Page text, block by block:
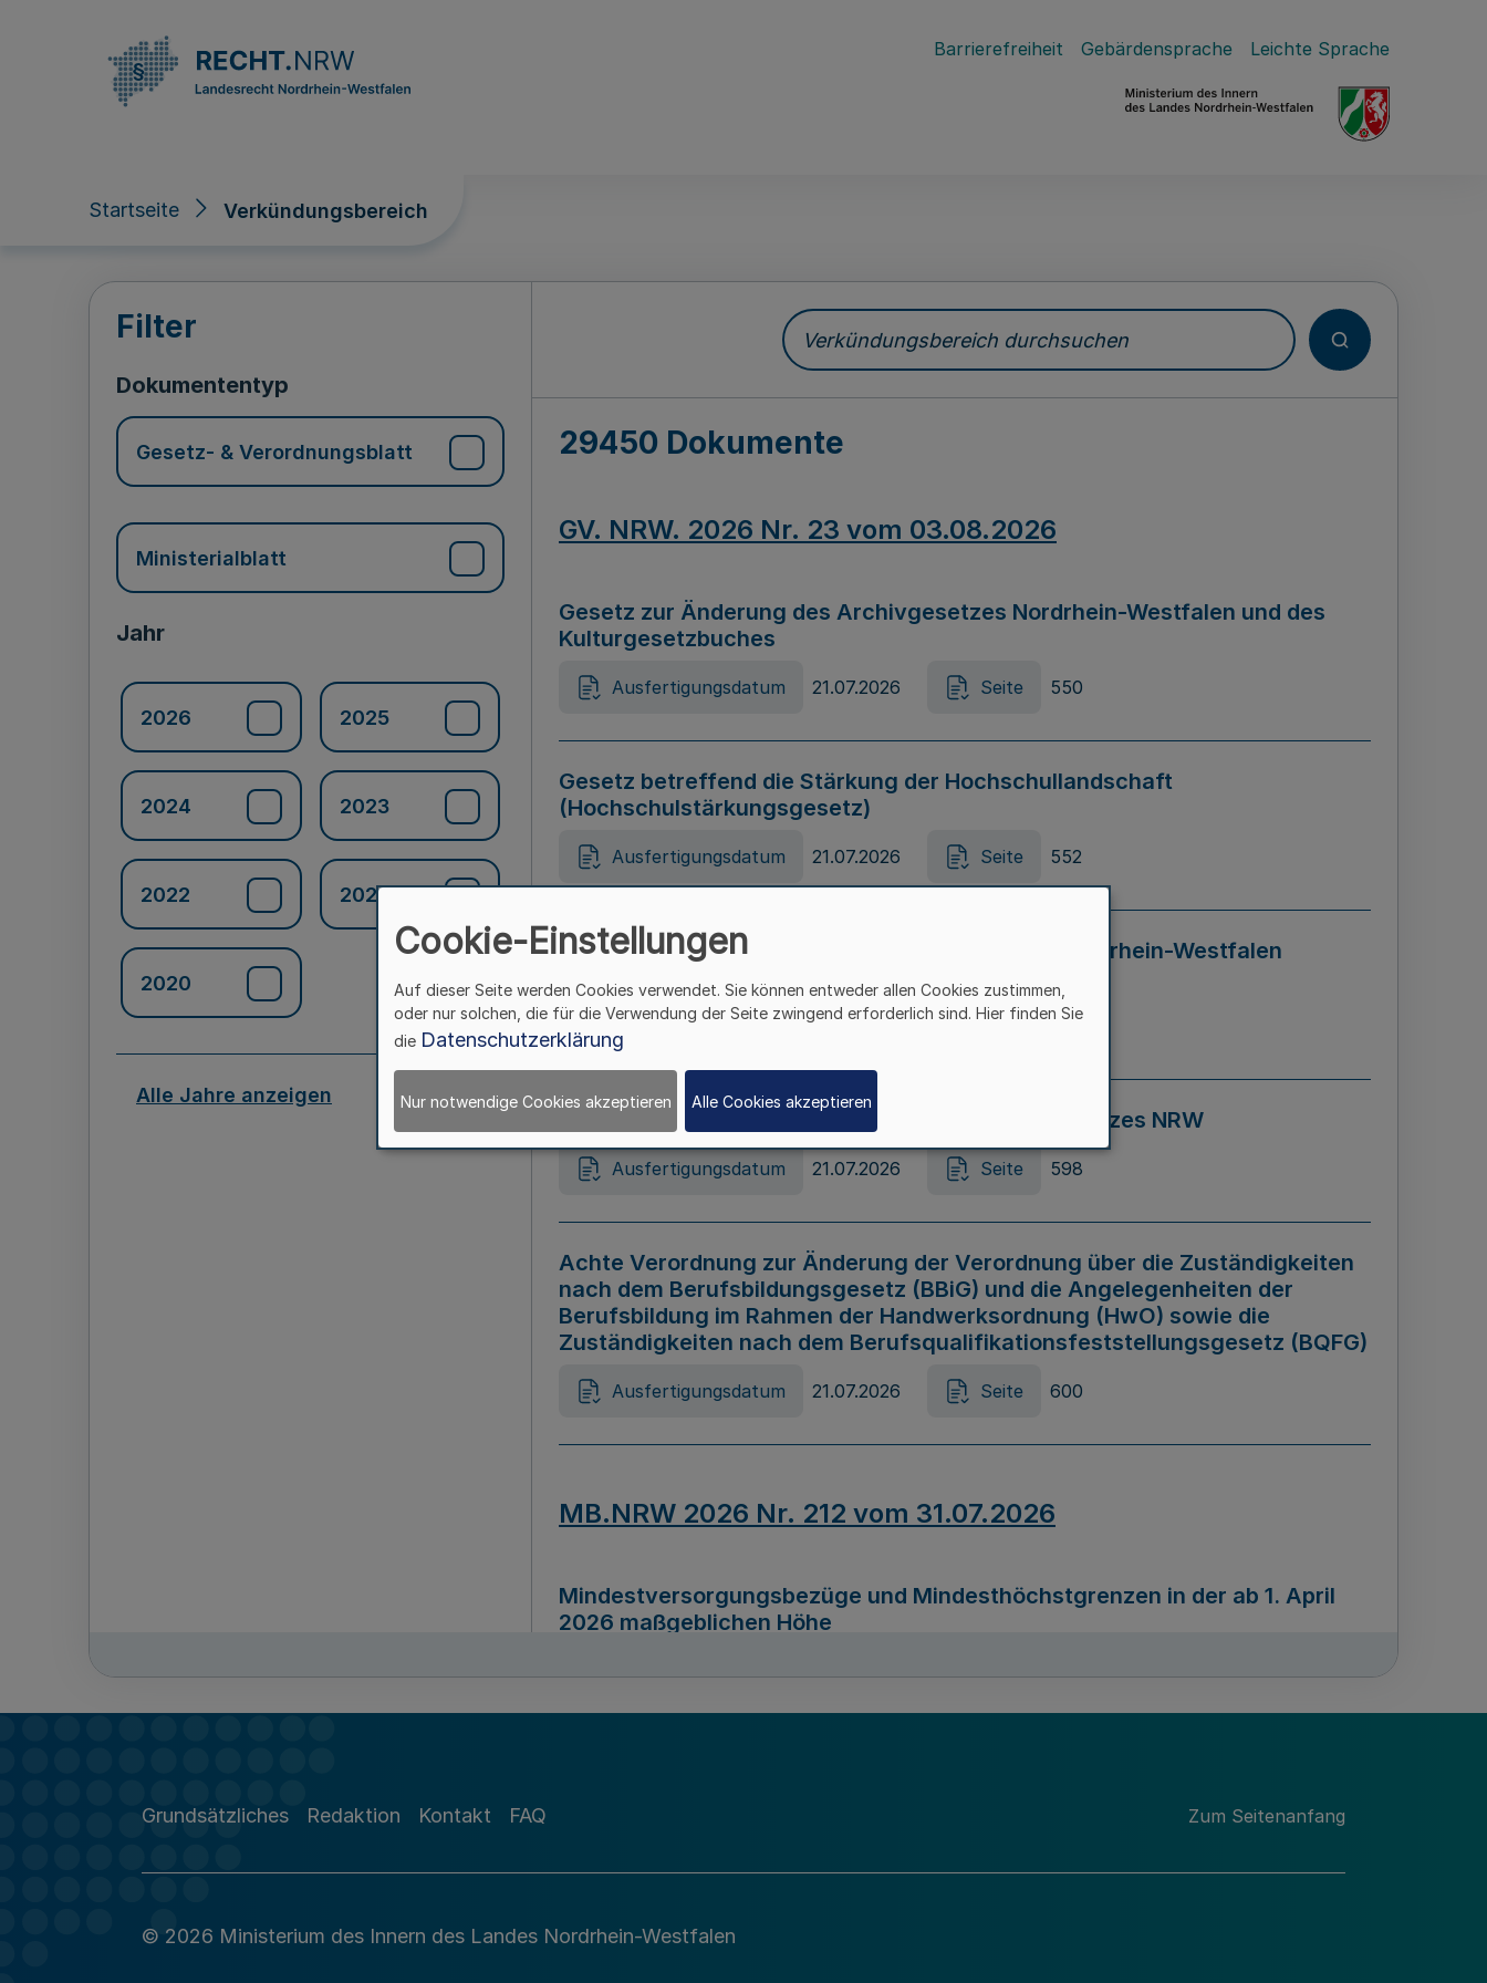
Barrierefreiheit Gebärdensprache Leichte Sprache
Startseite Verkündungsbereich
Verkündungsbereich
Filter
Dokumententyp
Gesetz- & Verordnungsblatt
Ministerialblatt
Jahr
2026 2025
2024 2023
2022 2021
2020
Alle Jahre anzeigen
Verkündungsbereich durchsuchen
29450 Dokumente
GV. NRW. 2026 Nr. 23 vom 03.08.2026
Gesetz zur Änderung des Archivgesetzes Nordrhein-Westfalen und des
Kulturgesetzbuches
Ausfertigungsdatum 21.07.2026 Seite 550
Gesetz betreffend die Stärkung der Hochschullandschaft
(Hochschulstärkungsgesetz)
Ausfertigungsdatum 21.07.2026 Seite 552
Gesetz zur Vermeidung von Diskriminierung in Nordrhein-Westfalen
(Landesantidiskriminierungsgesetz – LADG NRW)
Ausfertigungsdatum 21.07.2026 Seite 595
Gesetz zur Änderung des Online-Casinospiel Gesetzes NRW
Ausfertigungsdatum 21.07.2026 Seite 598
Achte Verordnung zur Änderung der Verordnung über die Zuständigkeiten
nach dem Berufsbildungsgesetz (BBiG) und die Angelegenheiten der
Berufsbildung im Rahmen der Handwerksordnung (HwO) sowie die
Zuständigkeiten nach dem Berufsqualifikationsfeststellungsgesetz (BQFG)
Ausfertigungsdatum 21.07.2026 Seite 600
MB.NRW 2026 Nr. 212 vom 31.07.2026
Mindestversorgungsbezüge und Mindesthöchstgrenzen in der ab 1. April
2026 maßgeblichen Höhe
Richtlinie zur Durchführung des Förderprogramms „Mittelstand Innovativ &
Grundsätzliches Redaktion Kontakt FAQ Zum Seitenanfang
© 2026 Ministerium des Innern des Landes Nordrhein-Westfalen
Cookie-Einstellungen
Auf dieser Seite werden Cookies verwendet. Sie können entweder allen Cookies zustimmen,
oder nur solchen, die für die Verwendung der Seite zwingend erforderlich sind. Hier finden Sie
die Datenschutzerklärung
Nur notwendige Cookies akzeptieren Alle Cookies akzeptieren